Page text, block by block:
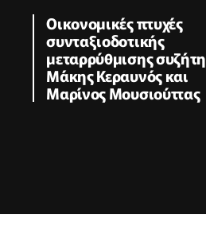
Οικονομικές πτυχές
συνταξιοδοτικής
μεταρρύθμισης
Μάκης Κεραυνός και
Μαρίνος Μουσιούττας